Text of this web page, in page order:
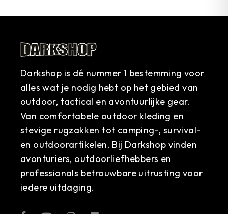
Darkshop is dé nummer 1 bestemming voor
alles wat je nodig hebt op het gebied van
outdoor, tactical en avontuurlijke gear.
Van comfortabele outdoor kleding en
stevige rugzakken tot camping-, survival-
en outdoorartikelen. Bij Darkshop vinden
avonturiers, outdoorliefhebbers en
professionals betrouwbare uitrusting voor
iedere uitdaging.